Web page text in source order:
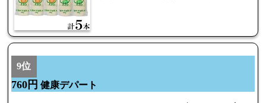
9位
760円 健康デパート